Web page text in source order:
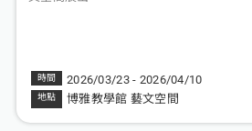
2026/03/23 - 2026/04/10
博雅教學館 藝文空間